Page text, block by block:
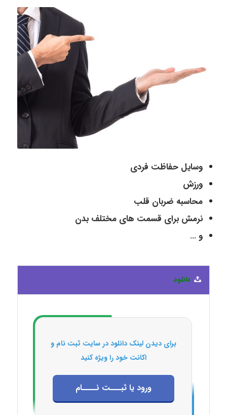
وسایل حفاظت فردی
ورزش
محاسبه ضربان قلب
نرمش برای قسمت های مختلف بدن
و …
دانلود
برای دیدن لینک دانلود در سایت ثبت نام و
اکانت خود را ویژه کنید
ورود یا ثبـــت نــــام